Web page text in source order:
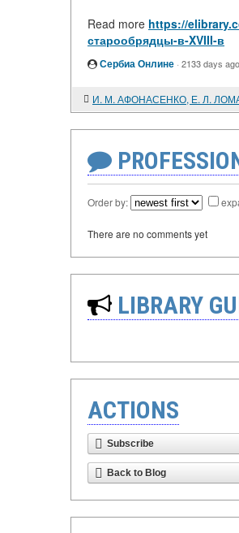
Read more https://
старообрядцы-в-XVIII-в
Сербиа Онлине · 2133 days ago
Order by:
There are no comments yet
LIBRARY
ACTIONS
Subscribe
Back to Blog